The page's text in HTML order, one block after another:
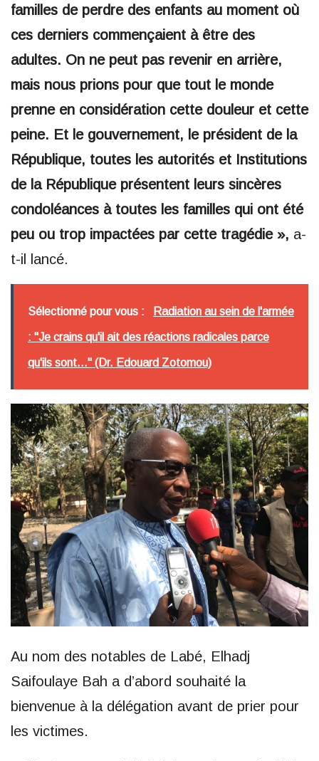
familles de perdre des enfants au moment où
ces derniers commençaient à être des
adultes. On ne peut pas revenir en arrière,
mais nous prions pour que tout le monde
prenne en considération cette douleur et cette
peine. Et le gouvernement, le président de la
République, toutes les autorités et Institutions
de la République présentent leurs sincères
condoléances à toutes les familles qui ont été
peu ou trop impactées par cette tragédie », a-
t-il lancé.
Sélectionné pour vous : Radiation au sein de l'armée
: "Je crains qu'il ait des réactions radicales parce
qu'ils sont..." (Dr. Edouard Zotomou)
Au nom des notables de Labé, Elhadj
Saifoulaye Bah a d’abord souhaité la
bienvenue à la délégation avant de prier pour
les victimes.